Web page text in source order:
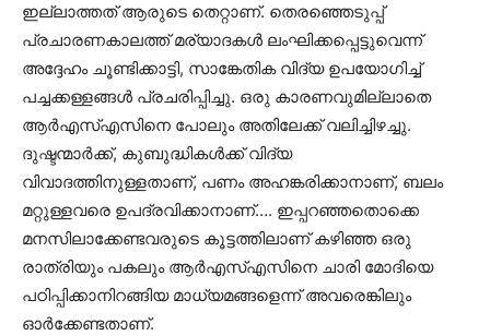
ഇല്ലാത്തത് ആരുടെ തെറ്റാണ്. തെരഞ്ഞെടുപ്പ്
പ്രചാരണകാലത്ത് മര്യാദകള്‍ ലംഘിക്കപ്പെട്ടുവെന്ന്
അദ്ദേഹം ചൂണ്ടിക്കാട്ടി, സാങ്കേതിക വിദ്യ ഉപയോഗിച്ച്
പച്ചക്കള്ളങ്ങള്‍ പ്രചരിപ്പിച്ചു. ഒരു കാരണവുമില്ലാതെ
ആര്‍എസ്എസിനെ പോലും അതിലേക്ക് വലിച്ചിഴച്ചു.
ദുഷ്ടന്മാര്‍ക്ക്, കുബുദ്ധികള്‍ക്ക് വിദ്യ
വിവാദത്തിനുള്ളതാണ്, പണം അഹങ്കരിക്കാനാണ്, ബലം
മറ്റുള്ളവരെ ഉപദ്രവിക്കാനാണ്…. ഇപ്പറഞ്ഞതൊക്കെ
മനസിലാക്കേണ്ടവരുടെ കൂട്ടത്തിലാണ് കഴിഞ്ഞ ഒരു
രാത്രിയും പകലും ആര്‍എസ്എസിനെ ചാരി മോദിയെ
പഠിപ്പിക്കാനിറങ്ങിയ മാധ്യമങ്ങളെന്ന് അവരെങ്കിലും
ഓര്‍ക്കേണ്ടതാണ്.